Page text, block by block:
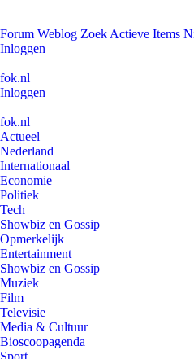
Forum Weblog Zoek Actieve Items
Inloggen
fok.nl
Inloggen
fok.nl
Actueel
Nederland
Internationaal
Economie
Politiek
Tech
Showbiz en Gossip
Opmerkelijk
Entertainment
Showbiz en Gossip
Muziek
Film
Televisie
Media & Cultuur
Bioscoopagenda
Sport